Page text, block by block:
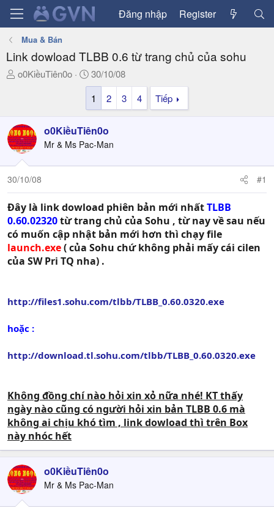
Đăng nhập Register
Mua & Bán
Link dowload TLBB 0.6 từ trang chủ của sohu
T
a
d
s
t
a
t
e
r
o0KiềuTiên0o
N
g
à
y
ử
i
30/10/08
1
2 3 4 Tiếp
o0KiềuTiên0o
Mr & Ms Pac-Man
30/10/08 #1
Đây là link dowload phiên bản mới nhấtTLBB
0.60.02320từ trang chủ của Sohu , từ nay về sau nếu
có muốn cập nhật bản mới hơn thì chạy file
launch.exe( của Sohu chứ không phải mấy cái cilen
của SW Pri TQ nha) .
http://files1.sohu.com/tlbb/TLBB_0.60.0320.exe
hoặc :
http://download.tl.sohu.com/tlbb/TLBB_0.60.0320.exe
Không đồng chí nào hỏi xin xỏ nữa nhé! KT thấy
ngày nào cũng có người hỏi xin bản TLBB 0.6 mà
không ai chịu khó tìm , link dowload thì trên Box
này nhóc hết
o0KiềuTiên0o
Mr & Ms Pac-Man